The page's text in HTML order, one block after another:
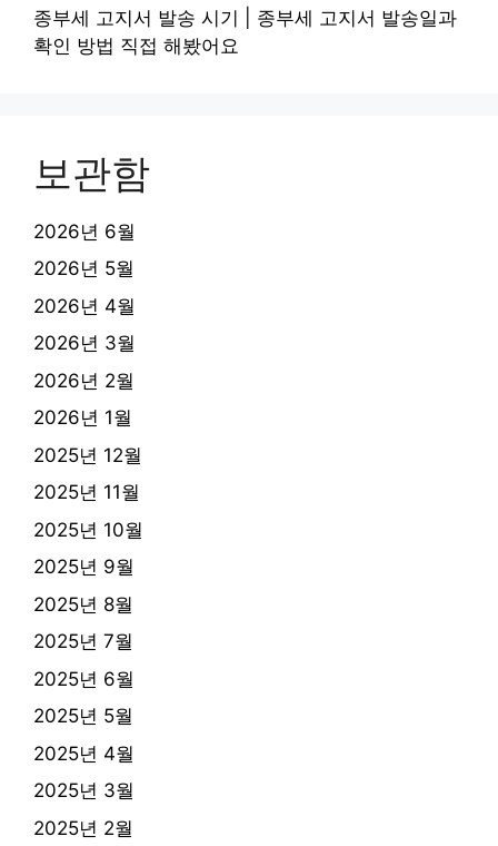
종부세 고지서 발송 시기 | 종부세 고지서 발송일과
확인 방법 직접 해봤어요
보관함
2026년 6월
2026년 5월
2026년 4월
2026년 3월
2026년 2월
2026년 1월
2025년 12월
2025년 11월
2025년 10월
2025년 9월
2025년 8월
2025년 7월
2025년 6월
2025년 5월
2025년 4월
2025년 3월
2025년 2월